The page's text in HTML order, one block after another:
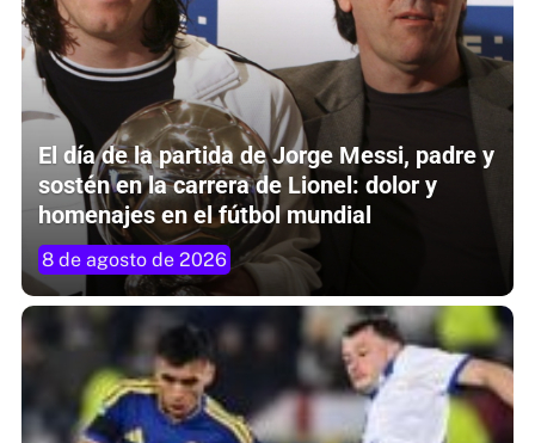
El día de la partida de Jorge Messi, padre y
sostén en la carrera de Lionel: dolor y
homenajes en el fútbol mundial
8 de agosto de 2026